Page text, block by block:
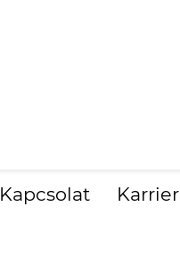
Kapcsolat Karrier